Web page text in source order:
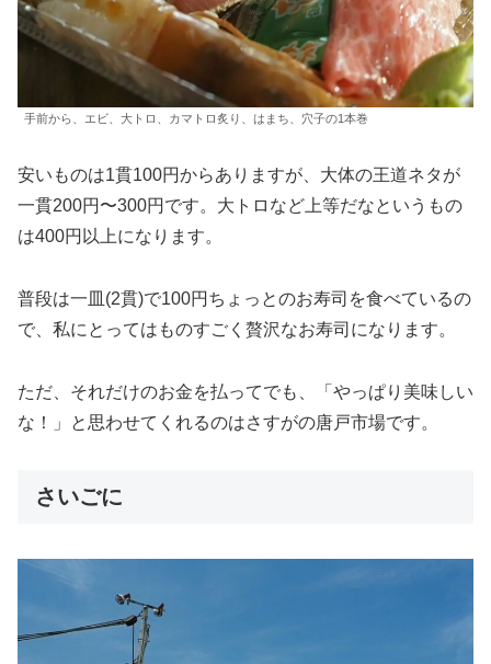
手前から、エビ、大トロ、カマトロ炙り、はまち、穴子の1本巻
安いものは1貫100円からありますが、大体の王道ネタが
一貫200円〜300円です。大トロなど上等だなというもの
は400円以上になります。
普段は一皿(2貫)で100円ちょっとのお寿司を食べているの
で、私にとってはものすごく贅沢なお寿司になります。
ただ、それだけのお金を払ってでも、「やっぱり美味しい
な！」と思わせてくれるのはさすがの唐戸市場です。
さいごに